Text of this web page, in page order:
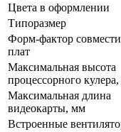
Цвета в оформлении
Типоразмер
Форм-фактор
плат
Максимальная высота
процессорного
Максимальная длина
видеокарты, мм
Встроенные